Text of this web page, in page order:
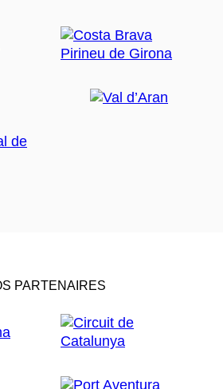
PARTENAIRES